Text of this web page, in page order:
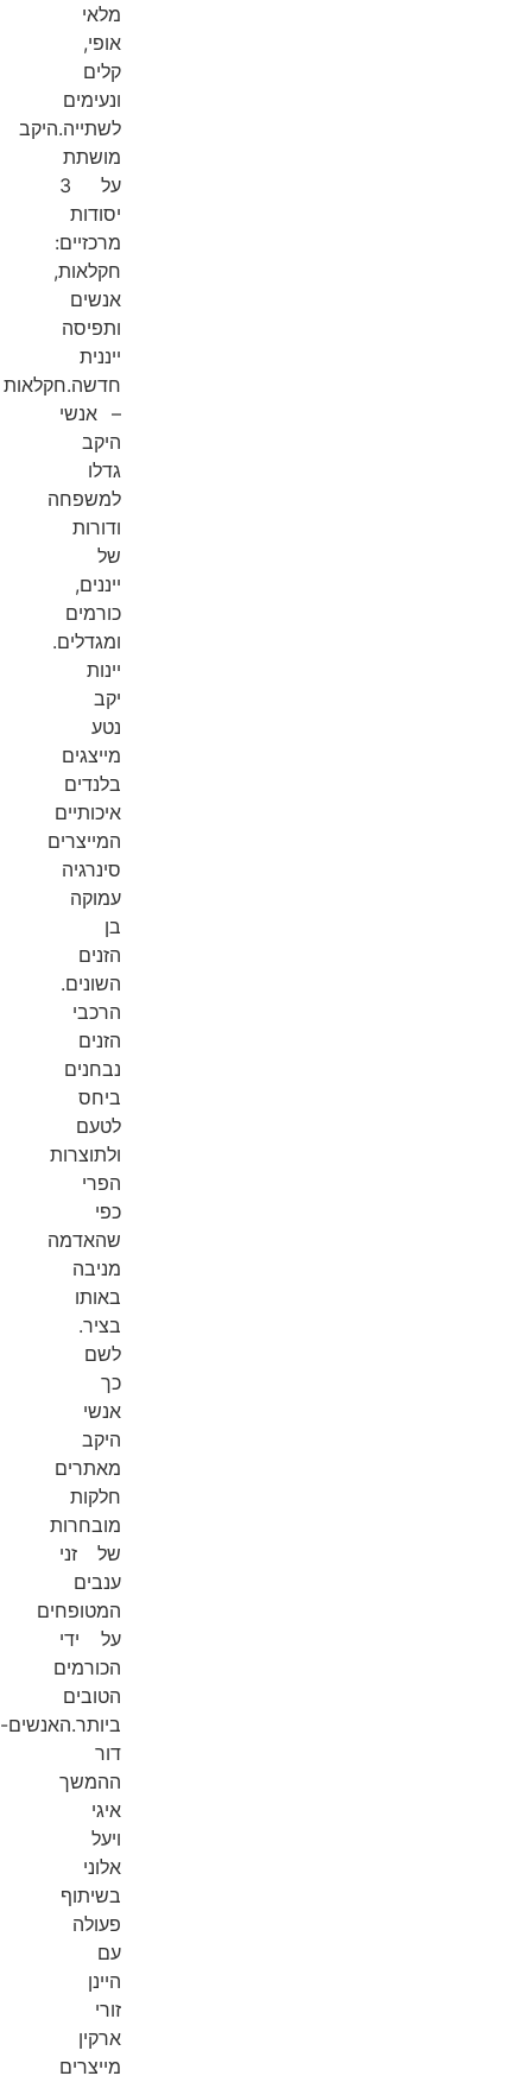
מלאי
אופי,
קלים
ונעימים
לשתייה.היקב
מושתת
על 3
יסודות
מרכזיים:
חקלאות,
אנשים
ותפיסה
ייננית
חדשה.חקלאות
– אנשי
היקב
למשפחה
ודורות
ייננים,
כורמים
ומגדלים.
מייצגים
בלנדים
איכותיים
המייצרים
סינרגיה
עמוקה
הזנים
השונים.
הרכבי
הזנים
נבחנים
ביחס
לטעם
ולתוצרות
הפרי
שהאדמה
מניבה
באותו
בציר.
לשם
אנשי
היקב
מאתרים
חלקות
מובחרות
של זני
ענבים
המטופחים
על ידי
הכורמים
הטובים
ביותר.האנשים-
ההמשך
אלוני
בשיתוף
פעולה
ארקין
מייצרים